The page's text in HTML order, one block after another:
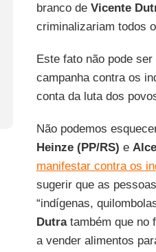
branco de Vicente
criminalizariam todos
Este fato não pode
campanha contra os
conta da luta dos
Não podemos
Heinze (PP/RS) e
manifestar contra os
sugerir que as
“indígenas,
Dutratambém que no
a vender alimentos